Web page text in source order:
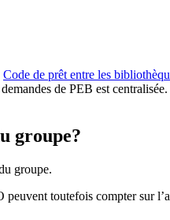
Code de prêt entre les
de PEB est centralisée.
groupe?
groupe.
toutefois compter sur